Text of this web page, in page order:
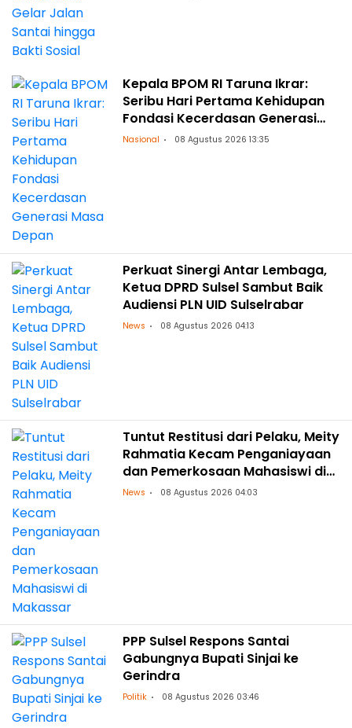
Kepala BPOM RI Taruna Ikrar:
Seribu Hari Pertama Kehidupan
Fondasi Kecerdasan Generasi
Masa Depan
Nasional 08 Agustus 2026 13:35
Perkuat Sinergi Antar Lembaga,
Ketua DPRD Sulsel Sambut Baik
Audiensi PLN UID Sulselrabar
News 08 Agustus 2026 04:13
Tuntut Restitusi dari Pelaku, Meity
Rahmatia Kecam Penganiayaan
dan Pemerkosaan Mahasiswi di
Makassar
News 08 Agustus 2026 04:03
PPP Sulsel Respons Santai
Gabungnya Bupati Sinjai ke
Gerindra
Politik 08 Agustus 2026 03:46